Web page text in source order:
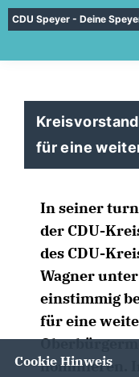
CDU Speyer - Deine
für eine
In seiner
der CDU-
des CDU-
Wagner
einstimmig
für eine
nominieren.
Cookie Hinweis